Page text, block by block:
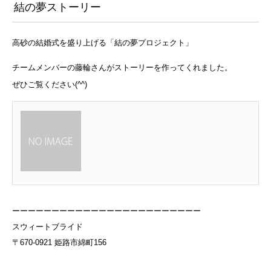
結の夢ストーリー
高砂の結婚式を盛り上げる「結の夢プロジェクト」
チームメンバーの藤輪さんがストーリーを作ってくれました。
ぜひご覧ください(^^)
ーーーーーーーーーーーーーーーーーーーーーーーー
スウィートブライド
〒670-0921 姫路市綿町156